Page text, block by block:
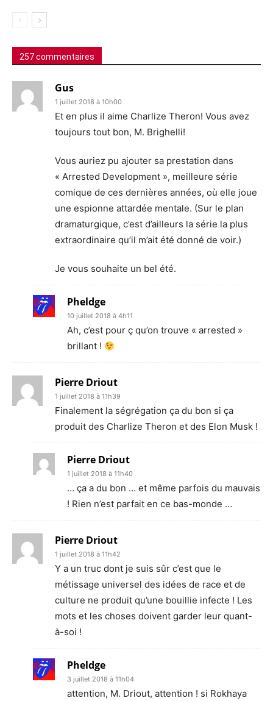
257 commentaires
Gus
1 juillet 2018 à 10h00
Et en plus il aime Charlize Theron! Vous avez
toujours tout bon, M. Brighelli!
Vous auriez pu ajouter sa prestation dans
« Arrested Development », meilleure série
comique de ces dernières années, où elle joue
une espionne attardée mentale. (Sur le plan
dramaturgique, c’est d’ailleurs la série la plus
extraordinaire qu’il m’ait été donné de voir.)
Je vous souhaite un bel été.
Pheldge
10 juillet 2018 à 4h11
Ah, c’est pour ç qu’on trouve « arrested »
brillant !
Pierre Driout
1 juillet 2018 à 11h39
Finalement la ségrégation ça du bon si ça
produit des Charlize Theron et des Elon Musk !
Pierre Driout
1 juillet 2018 à 11h40
… ça a du bon … et même parfois du mauvais
! Rien n’est parfait en ce bas-monde …
Pierre Driout
1 juillet 2018 à 11h42
Y a un truc dont je suis sûr c’est que le
métissage universel des idées de race et de
culture ne produit qu’une bouillie infecte ! Les
mots et les choses doivent garder leur quant-
à-soi !
Pheldge
3 juillet 2018 à 11h04
attention, M. Driout, attention ! si Rokhaya